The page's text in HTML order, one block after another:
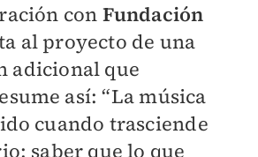
con Fundación
al proyecto de una
adicional que
así: “La música
cuando trasciende
saber que lo que